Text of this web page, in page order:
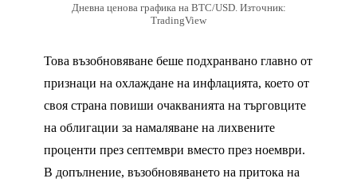
Дневна ценова графика на BTC/USD. Източник:
TradingView
Това възобновяване беше подхранвано главно от
признаци на охлаждане на инфлацията, което от
своя страна повиши очакванията на търговците
на облигации за намаляване на лихвените
проценти през септември вместо през ноември.
В допълнение, възобновяването на притока на